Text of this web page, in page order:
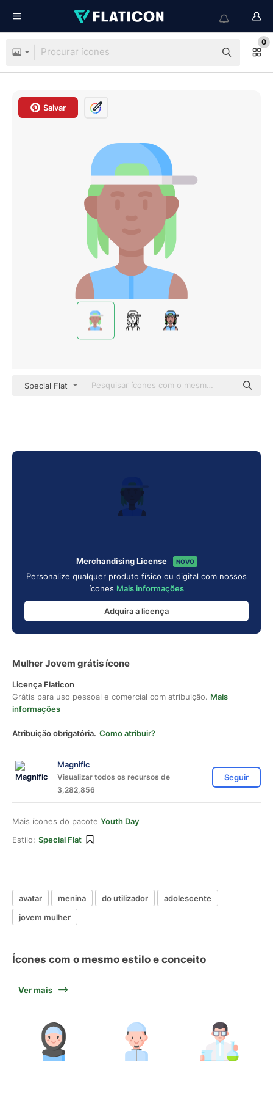
0
Salvar
Special Flat
Merchandising License NOVO
Personalize qualquer produto físico ou digital com nossos
ícones Mais informações
Adquira a licença
Mulher Jovem grátis ícone
Licença Flaticon
Grátis para uso pessoal e comercial com atribuição. Mais
informações
Atribuição obrigatória. Como atribuir?
Magnific
Visualizar todos os recursos de
3,282,856
Seguir
Mais ícones do pacote Youth Day
Estilo: Special Flat
avatar menina do utilizador
adolescente
jovem mulher
Ícones com o mesmo estilo e conceito
Ver mais